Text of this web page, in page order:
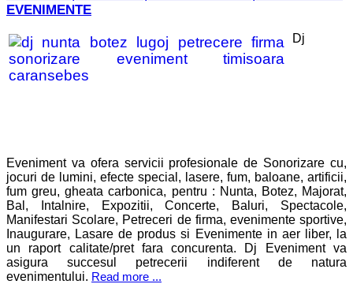
EVENIMENTE
Dj
Eveniment va ofera servicii profesionale de Sonorizare cu,
jocuri de lumini, efecte special, lasere, fum, baloane, artificii,
fum greu, gheata carbonica, pentru : Nunta, Botez, Majorat,
Bal, Intalnire, Expozitii, Concerte, Baluri, Spectacole,
Manifestari Scolare, Petreceri de firma, evenimente sportive,
Inaugurare, Lasare de produs si Evenimente in aer liber, la
un raport calitate/pret fara concurenta. Dj Evenimentva
asigura succesul petrecerii indiferent de natura
evenimentului. Read more ...